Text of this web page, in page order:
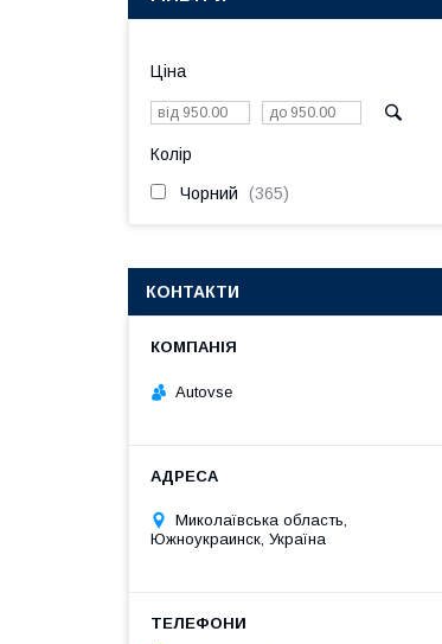
Ціна
Колір
Чорний 365
КОНТАКТИ
Autovse
Миколаївська область,
Южноукраинск, Україна